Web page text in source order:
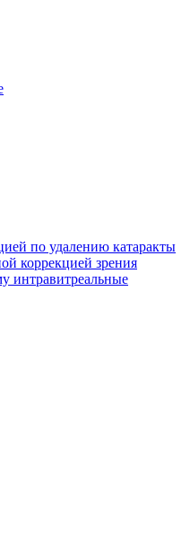
по удалению катаракты
коррекцией зрения
интравитреальные